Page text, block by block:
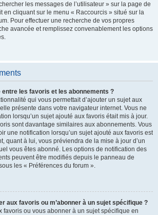
les messages de l’utilisateur » sur la page de
en cliquant sur le menu « Raccourcis » situé sur la
Pour effectuer une recherche de vos propres
avancée et remplissez convenablement les options
les favoris et les abonnements ?
qui vous permettait d’ajouter un sujet aux
présente dans votre navigateur internet. Vous ne
lorsqu’un sujet ajouté aux favoris était mis à jour.
sont davantage similaires aux abonnements. Vous
une notification lorsqu’un sujet ajouté aux favoris est
quant à lui, vous préviendra de la mise à jour d’un
vous êtes abonné. Les options de notification des
peuvent être modifiés depuis le panneau de
les « Préférences du forum ».
aux favoris ou m’abonner à un sujet spécifique ?
favoris ou vous abonner à un sujet spécifique en